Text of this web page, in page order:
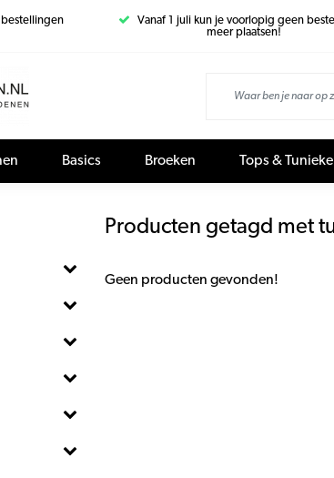
Vanaf 1 juli kun je voorlopig geen
meer plaatsen!
Basics Broeken Tops &
Producten getagd met
Geen producten gevonden!